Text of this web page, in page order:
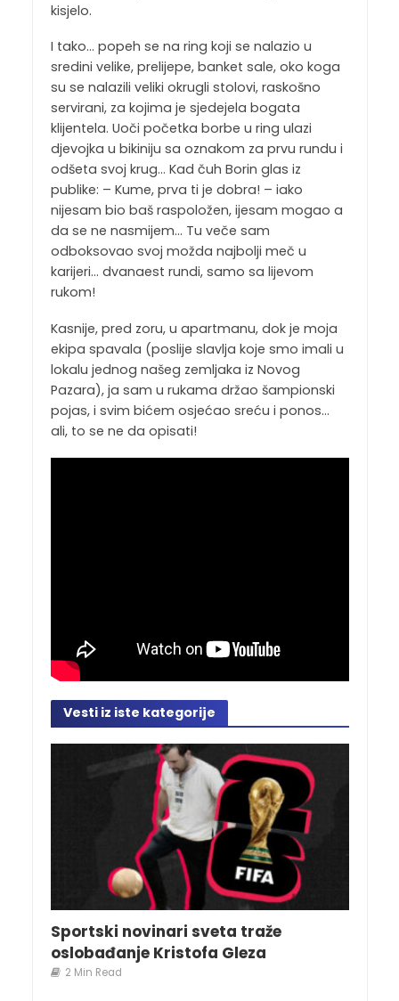
kisjelo.
I tako… popeh se na ring koji se nalazio u
sredini velike, prelijepe, banket sale, oko koga
su se nalazili veliki okrugli stolovi, raskošno
servirani, za kojima je sjedejela bogata
klijentela. Uoči početka borbe u ring ulazi
djevojka u bikiniju sa oznakom za prvu rundu i
odšeta svoj krug… Kad čuh Borin glas iz
publike: – Kume, prva ti je dobra! – iako
nijesam bio baš raspoložen, ijesam mogao a
da se ne nasmijem… Tu veče sam
odboksovao svoj možda najbolji meč u
karijeri… dvanaest rundi, samo sa lijevom
rukom!
Kasnije, pred zoru, u apartmanu, dok je moja
ekipa spavala (poslije slavlja koje smo imali u
lokalu jednog našeg zemljaka iz Novog
Pazara), ja sam u rukama držao šampionski
pojas, i svim bićem osjećao sreću i ponos…
ali, to se ne da opisati!
Vesti iz iste kategorije
Sportski novinari sveta traže
oslobađanje Kristofa Gleza
2 Min Read